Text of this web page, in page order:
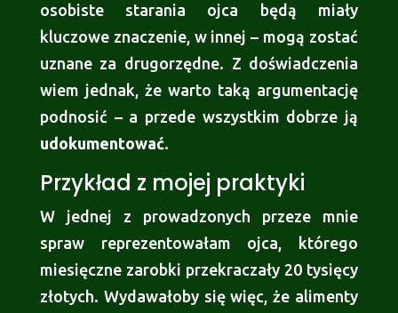
osobiste starania ojca będą miały
kluczowe znaczenie, w innej – mogą zostać
uznane za drugorzędne. Z doświadczenia
wiem jednak, że warto taką argumentację
podnosić – a przede wszystkim dobrze ją
udokumentować.
Przykład z mojej praktyki
W jednej z prowadzonych przeze mnie
spraw reprezentowałam ojca, którego
miesięczne zarobki przekraczały 20 tysięcy
złotych. Wydawałoby się więc, że alimenty